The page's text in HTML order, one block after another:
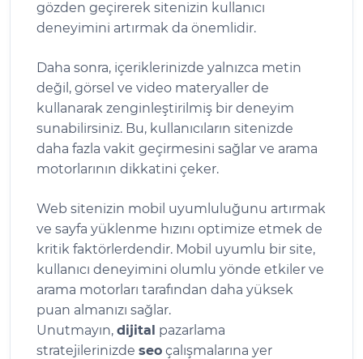
gözden geçirerek sitenizin kullanıcı
deneyimini artırmak da önemlidir.
Daha sonra, içeriklerinizde yalnızca metin
değil, görsel ve video materyaller de
kullanarak zenginleştirilmiş bir deneyim
sunabilirsiniz. Bu, kullanıcıların sitenizde
daha fazla vakit geçirmesini sağlar ve arama
motorlarının dikkatini çeker.
Web sitenizin mobil uyumluluğunu artırmak
ve sayfa yüklenme hızını optimize etmek de
kritik faktörlerdendir. Mobil uyumlu bir site,
kullanıcı deneyimini olumlu yönde etkiler ve
arama motorları tarafından daha yüksek
puan almanızı sağlar.
Unutmayın, dijital pazarlama
stratejilerinizde seo çalışmalarına yer